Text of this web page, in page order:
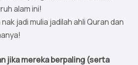
alam ini!
jadi mulia jadilah ahli Quran dan
jika mereka berpaling (serta